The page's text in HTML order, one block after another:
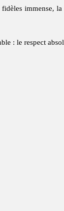
immense,
: le respect